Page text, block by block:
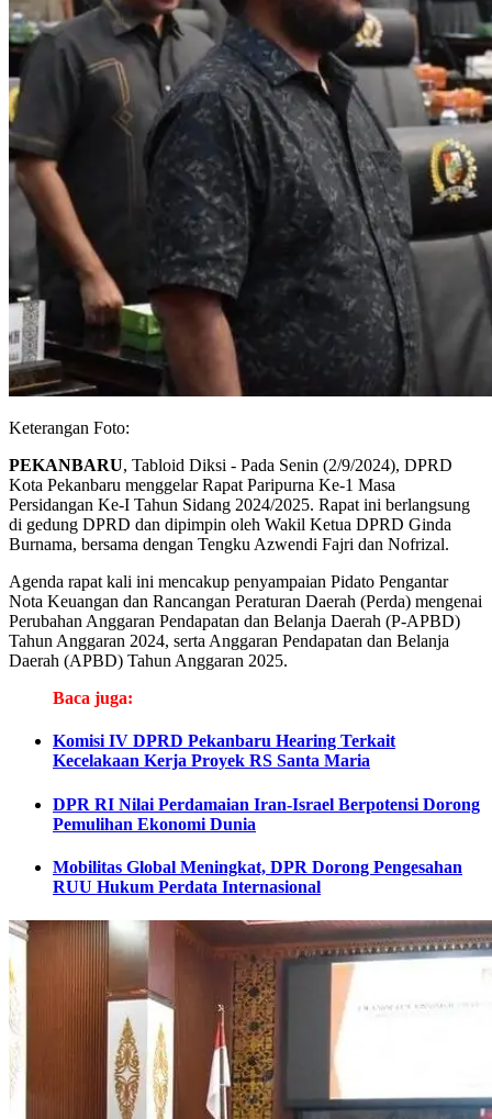
Keterangan Foto:
PEKANBARU, Tabloid Diksi - Pada Senin (2/9/2024), DPRD
Kota Pekanbaru menggelar Rapat Paripurna Ke-1 Masa
Persidangan Ke-I Tahun Sidang 2024/2025. Rapat ini berlangsung
di gedung DPRD dan dipimpin oleh Wakil Ketua DPRD Ginda
Burnama, bersama dengan Tengku Azwendi Fajri dan Nofrizal.
Agenda rapat kali ini mencakup penyampaian Pidato Pengantar
Nota Keuangan dan Rancangan Peraturan Daerah (Perda) mengenai
Perubahan Anggaran Pendapatan dan Belanja Daerah (P-APBD)
Tahun Anggaran 2024, serta Anggaran Pendapatan dan Belanja
Daerah (APBD) Tahun Anggaran 2025.
Baca juga:
Komisi IV DPRD Pekanbaru Hearing Terkait
Kecelakaan Kerja Proyek RS Santa Maria
DPR RI Nilai Perdamaian Iran-Israel Berpotensi Dorong
Pemulihan Ekonomi Dunia
Mobilitas Global Meningkat, DPR Dorong Pengesahan
RUU Hukum Perdata Internasional